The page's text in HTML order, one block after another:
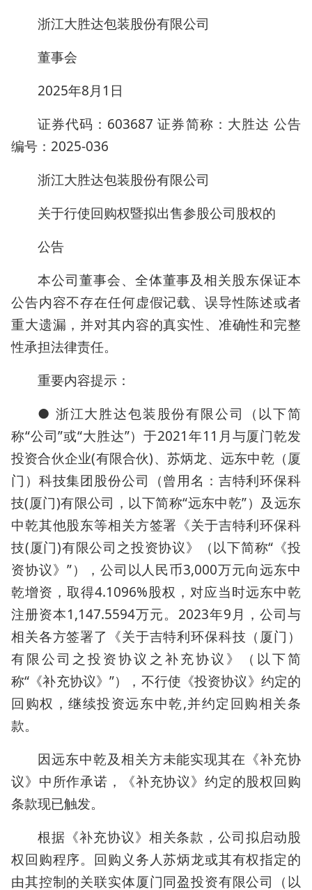
浙江大胜达包装股份有限公司
董事会
2025年8月1日
证券代码：603687 证券简称：大胜达 公告
编号：2025-036
浙江大胜达包装股份有限公司
关于行使回购权暨拟出售参股公司股权的
公告
本公司董事会、全体董事及相关股东保证本
公告内容不存在任何虚假记载、误导性陈述或者
重大遗漏，并对其内容的真实性、准确性和完整
性承担法律责任。
重要内容提示：
● 浙江大胜达包装股份有限公司（以下简
称“公司”或“大胜达”）于2021年11月与厦门乾发
投资合伙企业(有限合伙)、苏炳龙、远东中乾（厦
门）科技集团股份公司（曾用名：吉特利环保科
技(厦门)有限公司，以下简称“远东中乾”）及远东
中乾其他股东等相关方签署《关于吉特利环保科
技(厦门)有限公司之投资协议》（以下简称“《投
资协议》”），公司以人民币3,000万元向远东中
乾增资，取得4.1096%股权，对应当时远东中乾
注册资本1,147.5594万元。2023年9月，公司与
相关各方签署了《关于吉特利环保科技（厦门）
有限公司之投资协议之补充协议》（以下简
称“《补充协议》”），不行使《投资协议》约定的
回购权，继续投资远东中乾,并约定回购相关条
款。
因远东中乾及相关方未能实现其在《补充协
议》中所作承诺，《补充协议》约定的股权回购
条款现已触发。
根据《补充协议》相关条款，公司拟启动股
权回购程序。回购义务人苏炳龙或其有权指定的
由其控制的关联实体厦门同盈投资有限公司（以